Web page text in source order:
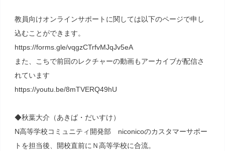
教員向けオンラインサポートに関しては以下のページで申し
込むことができます。
https://forms.gle/vqgzCTrfvMJqJv5eA
また、こちで前回のレクチャーの動画もアーカイブが配信さ
れています
https://youtu.be/8mTVERQ49hU
◆秋葉大介（あきば・だいすけ）
N高等学校コミュニティ開発部 niconicoのカスタマーサポー
トを担当後、開校直前にＮ高等学校に合流。